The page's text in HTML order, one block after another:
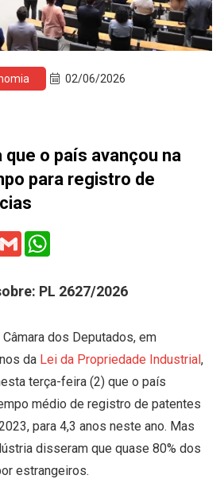
02/06/2026
o país avançou na
para registro de
Gmail
PL 2627/2026
dos Deputados, em
da Lei da Propriedade Industrial,
terça-feira (2) que o país
médio de registro de patentes
para 4,3 anos neste ano. Mas
disseram que quase 80% dos
estrangeiros.